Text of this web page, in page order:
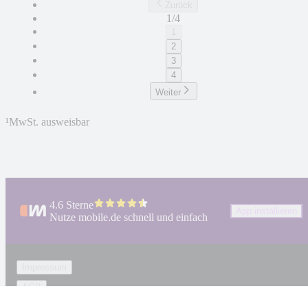
1/4
2
3
4
Weiter
¹MwSt. ausweisbar
4.6 Sterne
Nutze mobile.de schnell und einfach
AGB